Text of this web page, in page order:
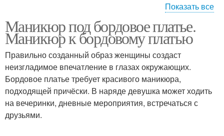
Маникюр под платье Бордовый маникюр
Новинки для бордового
маникюра
Макияж под бордовое
платье
Показать все
Маникюр под бордовое платье.
Маникюр к бордовому платью
Правильно созданный образ женщины создаст
неизгладимое впечатление в глазах окружающих.
Бордовое платье требует красивого маникюра,
подходящей причёски. В наряде девушка может ходить
на вечеринки, дневные мероприятия, встречаться с
друзьями.